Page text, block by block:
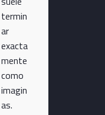
termin
ar
exacta
mente
como
imagin
as.